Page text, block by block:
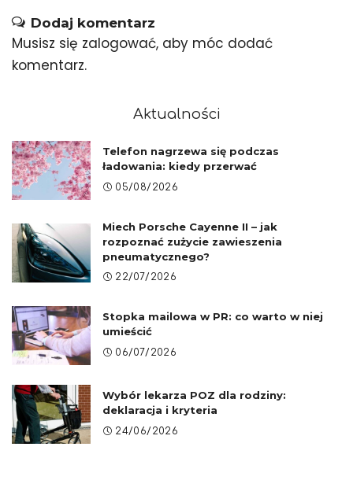
Dodaj komentarz
Musisz się zalogować, aby móc dodać
komentarz.
Aktualności
Telefon nagrzewa się podczas
ładowania: kiedy przerwać
05/08/2026
Miech Porsche Cayenne II – jak
rozpoznać zużycie zawieszenia
pneumatycznego?
22/07/2026
Stopka mailowa w PR: co warto w niej
umieścić
06/07/2026
Wybór lekarza POZ dla rodziny:
deklaracja i kryteria
24/06/2026